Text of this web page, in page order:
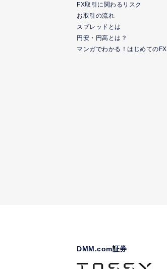
FX取引に関わるリスク
お取引の流れ
スプレッドとは
円安・円高とは？
マンガでわかる！はじめてのFX
DMM.com証券